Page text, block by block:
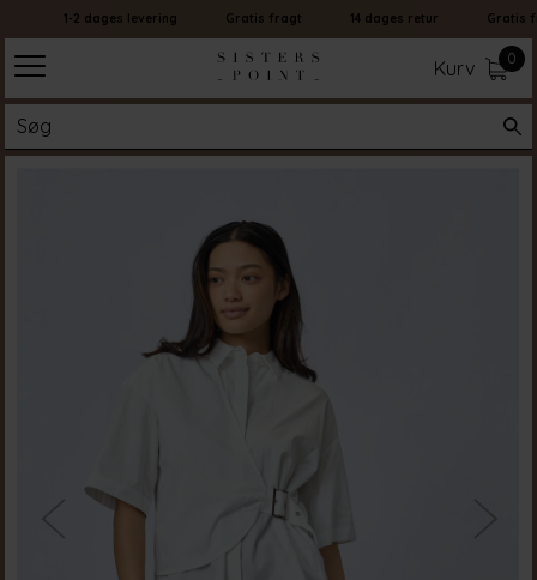
1-2 dages levering Gratis fragt 14 dages retur Gratis
Kurv 0